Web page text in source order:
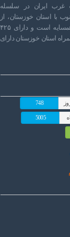
غرب ایران در سلسله
با استان خوزستان، از
شرق با استان لرستان و از شمال با استان کرمانشاه همسایه است و دارای ۴۲۵
استان خوزستان دارای
748
5005